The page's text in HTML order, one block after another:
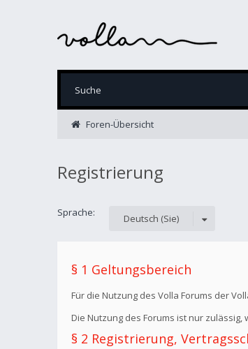
Foren-Übersicht
Registrierung
Sprache: Deutsch (Sie)
§ 1 Geltungsbereich
Für die Nutzung des Volla Forums der
Die Nutzung des Forums ist nur
§ 2 Registrierung,